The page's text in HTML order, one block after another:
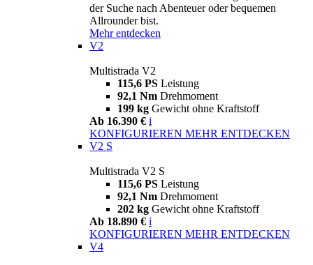
der Suche nach Abenteuer oder bequemen
Allrounder bist.
Mehr entdecken
V2
Multistrada V2
115,6 PS Leistung
92,1 Nm Drehmoment
199 kg Gewicht ohne Kraftstoff
Ab 16.390 € i
KONFIGURIEREN MEHR ENTDECKEN
V2 S
Multistrada V2 S
115,6 PS Leistung
92,1 Nm Drehmoment
202 kg Gewicht ohne Kraftstoff
Ab 18.890 € i
KONFIGURIEREN MEHR ENTDECKEN
V4